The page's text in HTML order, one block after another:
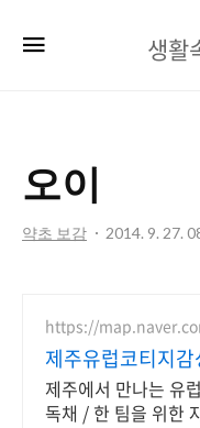
생활
오이
약초 보감 2014. 9. 27.
https://
제주유럽코티지
프라이빗 제주여
제주에서 만나는 유
독채 / 한 팀을 위한